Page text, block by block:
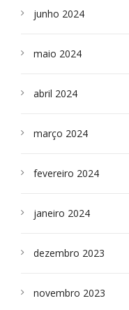
junho 2024
maio 2024
abril 2024
março 2024
fevereiro 2024
janeiro 2024
dezembro 2023
novembro 2023